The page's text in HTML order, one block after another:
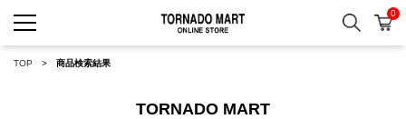
検索 カ
0
TOP 商品検索結果
TORNADO MART